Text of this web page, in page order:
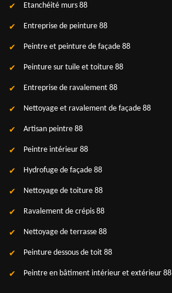
Etanchéité murs 88
Entreprise de peinture 88
Peintre et peinture de façade 88
Peinture sur tuile et toiture 88
Entreprise de ravalement 88
Nettoyage et ravalement de façade 88
Artisan peintre 88
Peintre intérieur 88
Hydrofuge de façade 88
Nettoyage de toiture 88
Ravalement de crépis 88
Nettoyage de terrasse 88
Peinture dessous de toit 88
Peintre en bâtiment intérieur et extérieur 88